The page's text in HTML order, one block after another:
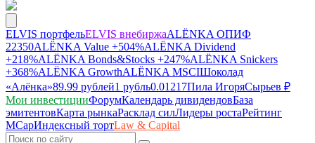
ELVIS портфельELVIS внебиржаALЁNKA ОПИФ
22350ALЁNKA Value +504%ALЁNKA Dividend
+218%ALЁNKA Bonds&Stocks +247%ALЁNKA Snickers
+368%ALЁNKA GrowthALЁNKA MSCIШоколад
«Алёнка»89.99 рублей1 рубль0.01217Пила ИгоряСырьев ₽
Мои инвестицииФорумКалендарь дивидендовБаза
эмитентовКарта рынкаРасклад силЛидеры ростаРейтинг
MCapИндексный тортLaw & Capital